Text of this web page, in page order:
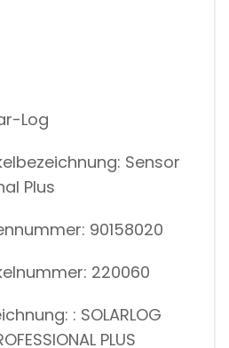
Log
Sensor
Plus
90158020
220060
: SOLARLOG
PLUS